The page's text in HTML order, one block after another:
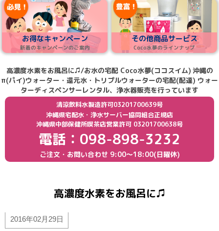
お得なキャンペーン
新着のキャンペーンのご案内
その他商品サービス
Coco水夢のラインナップ
高濃度水素をお風呂に♫/お水の宅配 Coco水夢(ココスイム) 沖縄の
π(パイ)ウォーター・還元水・トリプルウォーターの宅配(配達) ウォー
ターディスペンサーレンタル、浄水器販売を行っています
清涼飲料水製造許可03201700639号
沖縄県宅配水・浄水サーバー協同組合正規店
沖縄県中部保健所喫茶店営業許可 03201700638号
電話：098-898-3232
ご注文・お問い合わせ 9:00〜18:00(日曜休)
高濃度水素をお風呂に♫
2016年02月29日